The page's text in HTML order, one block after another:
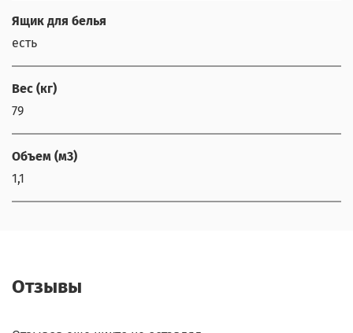
Ящик для белья
есть
Вес (кг)
79
Объем (м3)
1,1
Отзывы